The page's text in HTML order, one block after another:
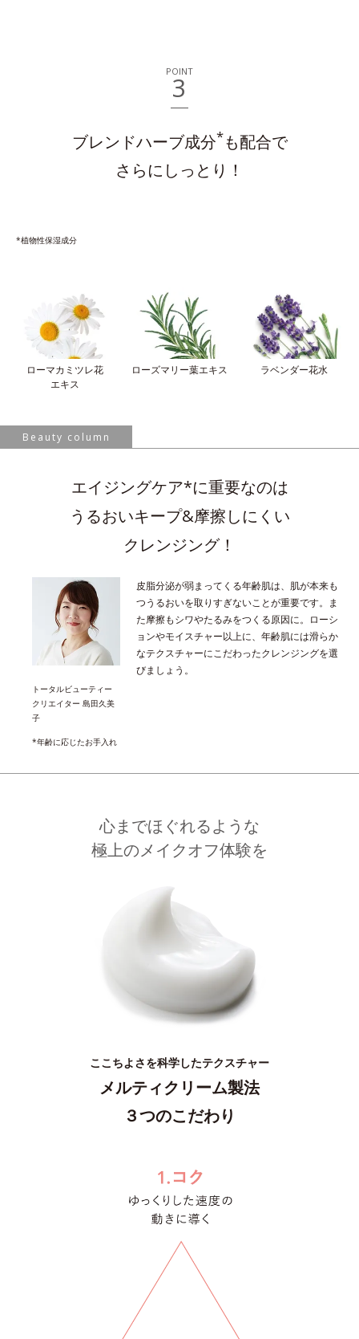
POINT
3
ブレンドハーブ成分*も配合で
さらにしっとり！
*植物性保湿成分
ローマカミツレ花
エキス
ローズマリー葉エキス ラベンダー花水
Beauty column
トータルビューティー
クリエイター 島田久美
子
エイジングケア*に重要なのは
うるおいキープ&摩擦しにくい
クレンジング！
皮脂分泌が弱まってくる年齢肌は、肌が本来も
つうるおいを取りすぎないことが重要です。ま
た摩擦もシワやたるみをつくる原因に。ローシ
ョンやモイスチャー以上に、年齢肌には滑らか
なテクスチャーにこだわったクレンジングを選
びましょう。
*年齢に応じたお手入れ
心までほぐれるような
極上のメイクオフ体験を
ここちよさを科学したテクスチャー
メルティクリーム製法
３つのこだわり